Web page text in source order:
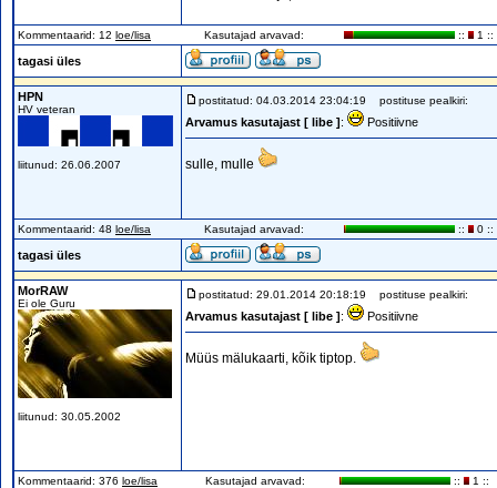
Kommentaarid: 12 loe/lisa Kasutajad arvavad: :: 1 ::
tagasi üles
HPN
HV veteran
liitunud: 26.06.2007
postitatud: 04.03.2014 23:04:19 postituse pealkiri:
Arvamus kasutajast [ libe ]: Positiivne
sulle, mulle
Kommentaarid: 48 loe/lisa Kasutajad arvavad: :: 0 ::
tagasi üles
MorRAW
Ei ole Guru
liitunud: 30.05.2002
postitatud: 29.01.2014 20:18:19 postituse pealkiri:
Arvamus kasutajast [ libe ]: Positiivne
Müüs mälukaarti, kõik tiptop.
Kommentaarid: 376 loe/lisa Kasutajad arvavad: :: 1 ::